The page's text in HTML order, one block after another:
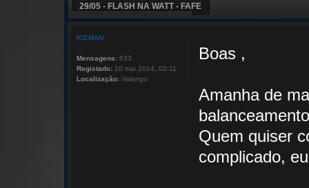
29/05 - FLASH NA WATT - FAFE
Boas ,
Amanha de
Quem quiser
complicado,
ICEMAN
Mensagens: 633
Registado: 10 mai 2014, 02:11
Localização: Valongo